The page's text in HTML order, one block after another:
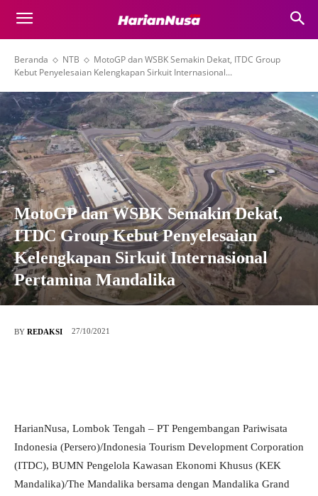
Beranda NTB
MotoGP dan WSBK Semakin Dekat, ITDC Group
Kebut Penyelesaian Kelengkapan Sirkuit Internasional...
MotoGP dan WSBK Semakin Dekat,
ITDC Group Kebut Penyelesaian
Kelengkapan Sirkuit Internasional
Pertamina Mandalika
BY REDAKSI 27/10/2021
HarianNusa, Lombok Tengah – PT Pengembangan Pariwisata
Indonesia (Persero)/Indonesia Tourism Development Corporation
(ITDC), BUMN Pengelola Kawasan Ekonomi Khusus (KEK
Mandalika)/The Mandalika bersama dengan Mandalika Grand